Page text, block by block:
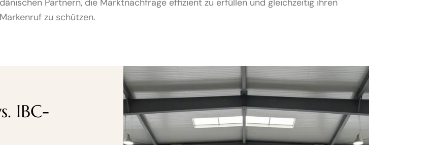
dänischen Partnern, die Marktnachfrage effizient zu erfüllen und gleichzeitig ihren
Markenruf zu schützen.
IBC-